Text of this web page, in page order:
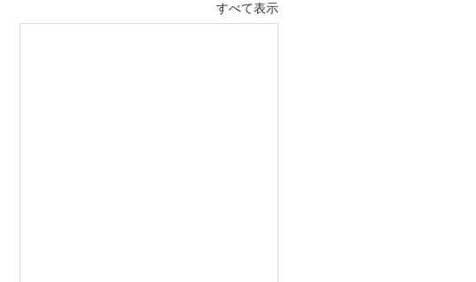
すべて表示